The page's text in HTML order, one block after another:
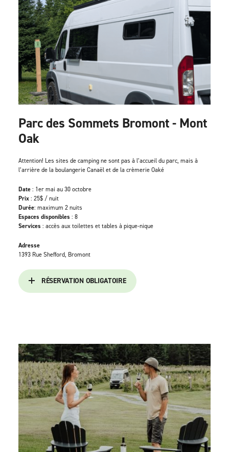
Parc des Sommets Bromont - Mont
Oak
Attention! Les sites de camping ne sont pas à l’accueil du parc, mais à
l’arrière de la boulangerie Canaël et de la crèmerie Oaké
Date: 1er mai au 30 octobre
Prix: 25$ / nuit
Durée: maximum 2 nuits
Espaces disponibles : 8
Services : accès aux toilettes et tables à pique-nique
Adresse
1393 Rue Shefford, Bromont
RÉSERVATION OBLIGATOIRE